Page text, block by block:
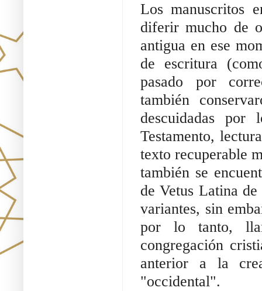
Los manuscritos
diferir mucho de
antigua en ese
de escritura
pasado por
también
descuidadas
Testamento,
texto recuperable
también se
de Vetus Latina
variantes, sin
por lo tanto,
congregación
anterior a la
"occidental".